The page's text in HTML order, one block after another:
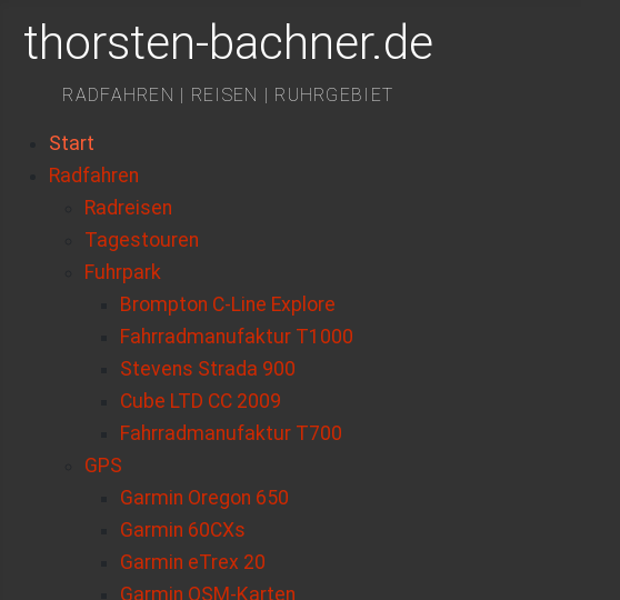
thorsten-bachner.de
RADFAHREN | REISEN | RUHRGEBIET
Start
Radfahren
Radreisen
Tagestouren
Fuhrpark
Brompton C-Line Explore
Fahrradmanufaktur T1000
Stevens Strada 900
Cube LTD CC 2009
Fahrradmanufaktur T700
GPS
Garmin Oregon 650
Garmin 60CXs
Garmin eTrex 20
Garmin OSM-Karten